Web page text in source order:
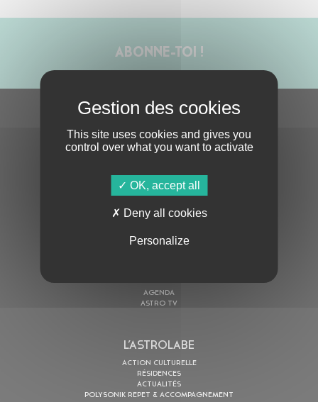
ABONNE-TOI !
AGENDA
ASTRO TV
L’ASTROLABE
ACTION CULTURELLE
RÉSIDENCES
ACTUALITÉS
POLYSONIK REPET & ACCOMPAGNEMENT
This site uses cookies and gives you
control over what you want to activate
OK, accept all
Deny all cookies
Personalize